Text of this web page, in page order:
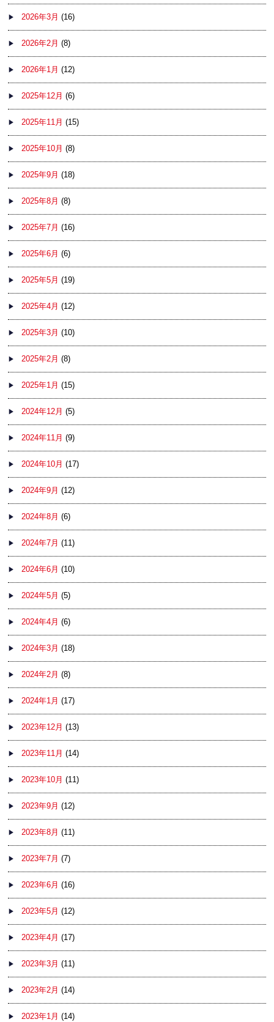
2026年3月 (16)
2026年2月 (8)
2026年1月 (12)
2025年12月 (6)
2025年11月 (15)
2025年10月 (8)
2025年9月 (18)
2025年8月 (8)
2025年7月 (16)
2025年6月 (6)
2025年5月 (19)
2025年4月 (12)
2025年3月 (10)
2025年2月 (8)
2025年1月 (15)
2024年12月 (5)
2024年11月 (9)
2024年10月 (17)
2024年9月 (12)
2024年8月 (6)
2024年7月 (11)
2024年6月 (10)
2024年5月 (5)
2024年4月 (6)
2024年3月 (18)
2024年2月 (8)
2024年1月 (17)
2023年12月 (13)
2023年11月 (14)
2023年10月 (11)
2023年9月 (12)
2023年8月 (11)
2023年7月 (7)
2023年6月 (16)
2023年5月 (12)
2023年4月 (17)
2023年3月 (11)
2023年2月 (14)
2023年1月 (14)